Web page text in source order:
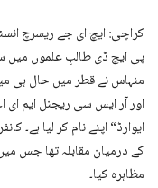
کراچی: ایچ ای جے ریسرچ
پی ایچ ڈی طالبِ علموں
منہاس نے قطر میں حال ہی
کے درمیان مقابلہ تھا جس
مظاہرہ کیا۔